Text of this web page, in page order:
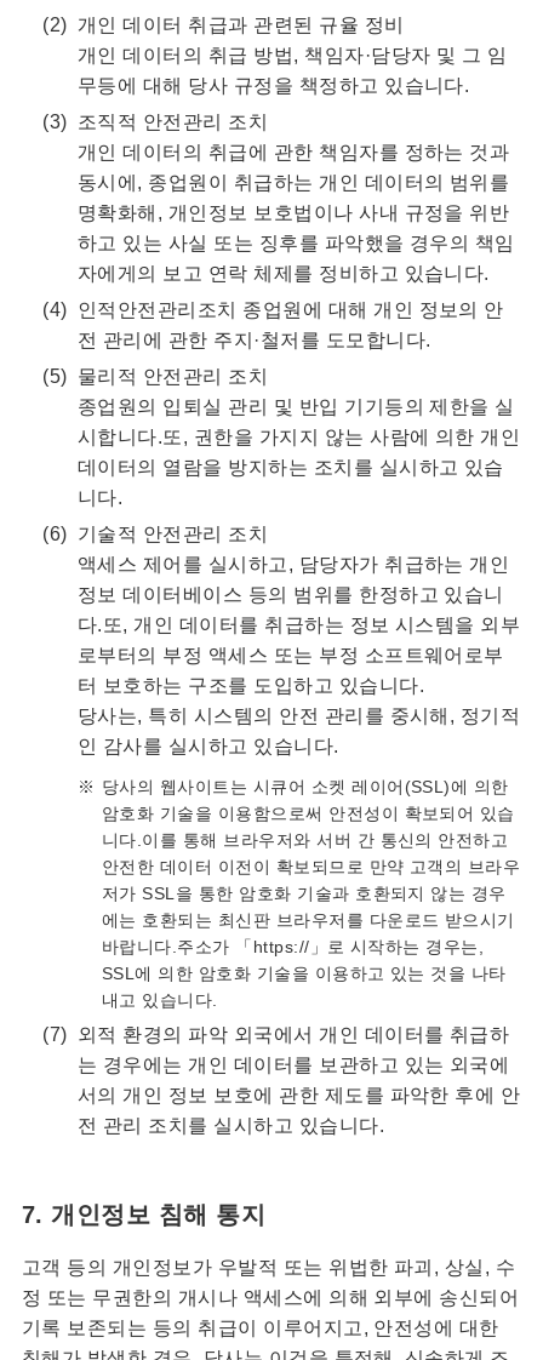
개인 데이터 취급과 관련된 규율 정비
개인 데이터의 취급 방법, 책임자·담당자 및 그 임
무등에 대해 당사 규정을 책정하고 있습니다.
조직적 안전관리 조치
개인 데이터의 취급에 관한 책임자를 정하는 것과
동시에, 종업원이 취급하는 개인 데이터의 범위를
명확화해, 개인정보 보호법이나 사내 규정을 위반
하고 있는 사실 또는 징후를 파악했을 경우의 책임
자에게의 보고 연락 체제를 정비하고 있습니다.
인적안전관리조치 종업원에 대해 개인 정보의 안
전 관리에 관한 주지·철저를 도모합니다.
물리적 안전관리 조치
종업원의 입퇴실 관리 및 반입 기기등의 제한을 실
시합니다.또, 권한을 가지지 않는 사람에 의한 개인
데이터의 열람을 방지하는 조치를 실시하고 있습
니다.
기술적 안전관리 조치
액세스 제어를 실시하고, 담당자가 취급하는 개인
정보 데이터베이스 등의 범위를 한정하고 있습니
다.또, 개인 데이터를 취급하는 정보 시스템을 외부
로부터의 부정 액세스 또는 부정 소프트웨어로부
터 보호하는 구조를 도입하고 있습니다.
당사는, 특히 시스템의 안전 관리를 중시해, 정기적
인 감사를 실시하고 있습니다.
당사의 웹사이트는 시큐어 소켓 레이어(SSL)에 의한
암호화 기술을 이용함으로써 안전성이 확보되어 있습
니다.이를 통해 브라우저와 서버 간 통신의 안전하고
안전한 데이터 이전이 확보되므로 만약 고객의 브라우
저가 SSL을 통한 암호화 기술과 호환되지 않는 경우
에는 호환되는 최신판 브라우저를 다운로드 받으시기
바랍니다.주소가 「https://」로 시작하는 경우는,
SSL에 의한 암호화 기술을 이용하고 있는 것을 나타
내고 있습니다.
외적 환경의 파악 외국에서 개인 데이터를 취급하
는 경우에는 개인 데이터를 보관하고 있는 외국에
서의 개인 정보 보호에 관한 제도를 파악한 후에 안
전 관리 조치를 실시하고 있습니다.
7. 개인정보 침해 통지
고객 등의 개인정보가 우발적 또는 위법한 파괴, 상실, 수
정 또는 무권한의 개시나 액세스에 의해 외부에 송신되어
기록 보존되는 등의 취급이 이루어지고, 안전성에 대한